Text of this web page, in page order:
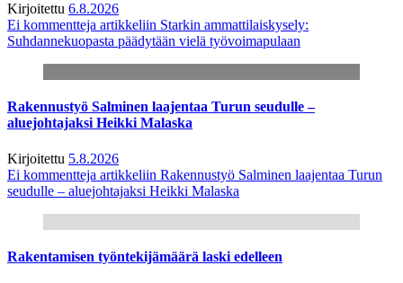
Kirjoitettu 6.8.2026
Ei kommentteja artikkeliin Starkin ammattilaiskysely:
Suhdannekuopasta päädytään vielä työvoimapulaan
Rakennustyö Salminen laajentaa Turun seudulle –
aluejohtajaksi Heikki Malaska
Kirjoitettu 5.8.2026
Ei kommentteja artikkeliin Rakennustyö Salminen laajentaa Turun
seudulle – aluejohtajaksi Heikki Malaska
Rakentamisen työntekijämäärä laski edelleen